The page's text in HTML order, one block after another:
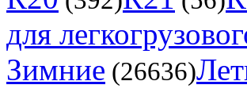
для
Зимние (26636)